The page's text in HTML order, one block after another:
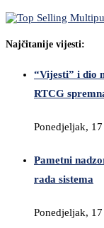
Najčitanije vijesti:
“Vijesti” i dio
RTCG
Ponedjeljak,
Pametni
rada sistema
Ponedjeljak,